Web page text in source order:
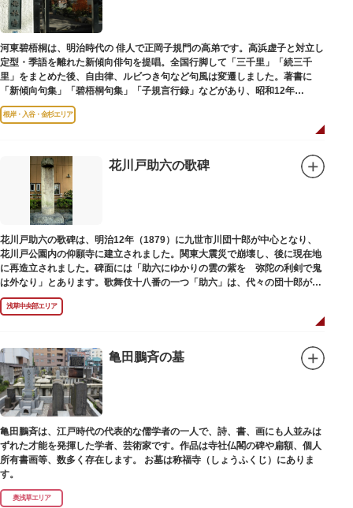
河東碧梧桐は、明治時代の 俳人で正岡子規門の高弟です。高浜虚子と対立し
定型・季語を離れた新傾向俳句を提唱。全国行脚して「三千里」「続三千
里」をまとめた後、自由律、ルビつき句など句風は変遷しました。著書に
「新傾向句集」「碧梧桐句集」「子規言行録」などがあり、昭和12年
（1937）に没し、お墓は梅林寺（ばいりんじ）にあります。
根岸・入谷・金杉エリア
花川戸助六の歌碑
花川戸助六の歌碑は、明治12年（1879）に九世市川団十郎が中心となり、
花川戸公園内の仰願寺に建立されました。関東大震災で崩壊し、後に現在地
に再造立されました。碑面には「助六にゆかりの雲の紫を 弥陀の利剣で鬼
は外なり」とあります。歌舞伎十八番の一つ「助六」は、代々の団十郎が伝
えていますが、助六の実像は不明です。
浅草中央部エリア
亀田鵬斉の墓
亀田鵬斉は、江戸時代の代表的な儒学者の一人で、詩、書、画にも人並みは
ずれた才能を発揮した学者、芸術家です。作品は寺社仏閣の碑や扁額、個人
所有書画等、数多く存在します。 お墓は称福寺（しょうふくじ）にありま
す。
奥浅草エリア